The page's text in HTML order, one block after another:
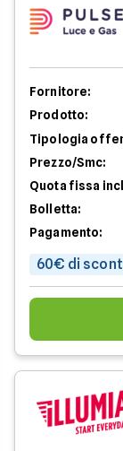
Fornitore:
Prodotto:
Tipologia
Prezzo/Smc:
Quota fissa
Bolletta:
Pagamento:
60€ di